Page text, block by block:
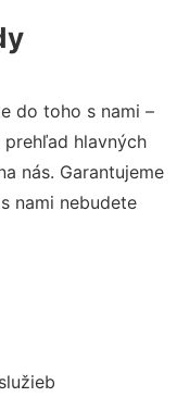
do toho s nami –
prehľad hlavných
nás. Garantujeme
nami nebudete